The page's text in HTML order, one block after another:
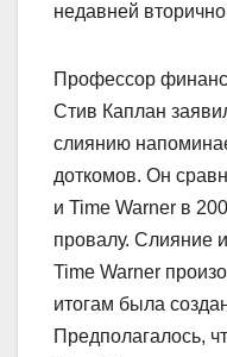
недавней
Профессор
Стив Каплан
слиянию
доткомов. Он
и Time Warner в
провалу. Слияние
Time Warner
итогам была
Предполагалось,